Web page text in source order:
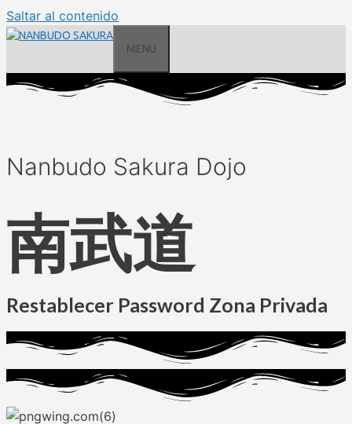
Saltar al contenido
MENU
Nanbudo Sakura Dojo
南武道
Restablecer Password Zona Privada